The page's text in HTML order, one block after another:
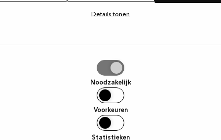
Details tonen
Noodzakelijk
Voorkeuren
Statistieken